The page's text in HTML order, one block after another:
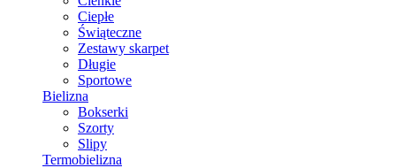
Ciepłe
Świąteczne
Zestawy skarpet
Długie
Sportowe
Bielizna
Bokserki
Szorty
Slipy
Termobielizna